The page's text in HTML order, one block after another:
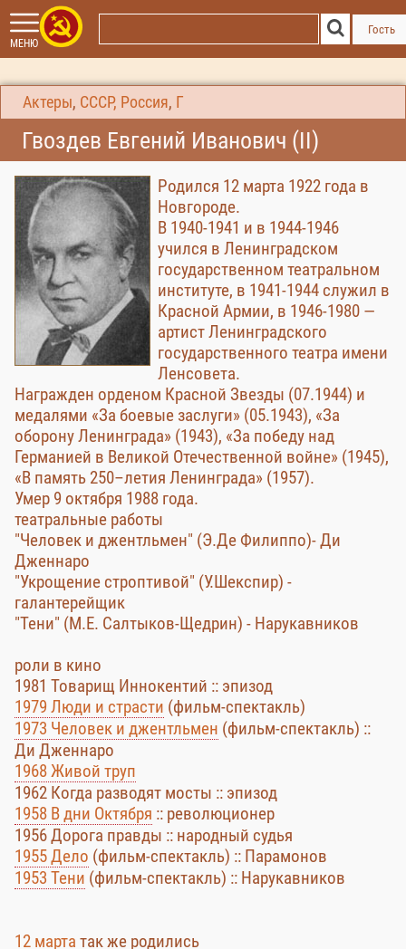
МЕНЮ
Гость
Актеры, СССР, Россия, Г
Гвоздев Евгений Иванович (II)
Родился 12 марта 1922 года в
Новгороде.
В 1940-1941 и в 1944-1946
учился в Ленинградском
государственном театральном
институте, в 1941-1944 служил в
Красной Армии, в 1946-1980 —
артист Ленинградского
государственного театра имени
Ленсовета.
Награжден орденом Красной Звезды (07.1944) и
медалями «За боевые заслуги» (05.1943), «За
оборону Ленинграда» (1943), «За победу над
Германией в Великой Отечественной войне» (1945),
«В память 250–летия Ленинграда» (1957).
Умер 9 октября 1988 года.
театральные работы
"Человек и джентльмен" (Э.Де Филиппо)- Ди
Дженнаро
"Укрощение строптивой" (У.Шекспир) -
галантерейщик
"Тени" (М.Е. Салтыков-Щедрин) - Нарукавников
роли в кино
1981 Товарищ Иннокентий :: эпизод
1979 Люди и страсти (фильм-спектакль)
1973 Человек и джентльмен (фильм-спектакль) ::
Ди Дженнаро
1968 Живой труп
1962 Когда разводят мосты :: эпизод
1958 В дни Октября :: революционер
1956 Дорога правды :: народный судья
1955 Дело (фильм-спектакль) :: Парамонов
1953 Тени (фильм-спектакль) :: Нарукавников
12 марта так же родились